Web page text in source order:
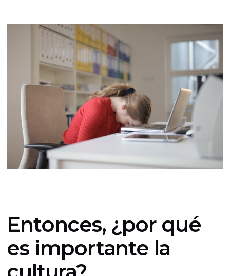
Entonces, ¿por qué
es importante la